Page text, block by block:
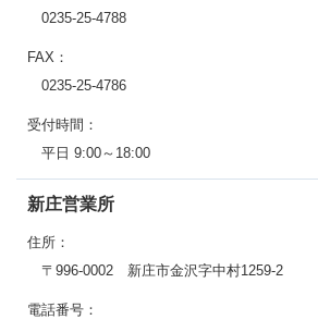
0235-25-4788
FAX：
0235-25-4786
受付時間：
平日 9:00～18:00
新庄営業所
住所：
〒996-0002 新庄市金沢字中村1259-2
電話番号：